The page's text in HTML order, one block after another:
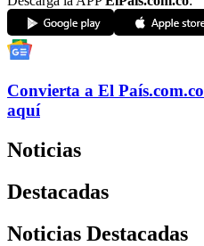
Convierta a El País.com.co
aquí
Noticias
Destacadas
Noticias Destacadas